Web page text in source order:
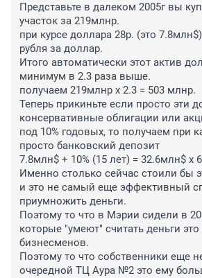
Представьте в далеком 2005г вы
участок за 219млнр.
при курсе доллара 28р. (это
рубля за доллар.
Итого автоматически этот актив
минимум в 2.3 раза выше.
получаем 219млнр х 2.3 = 503 млнр.
Теперь прикиньте если просто эти
консервативные облигации или
под 10% годовых, то получаем при
просто банковский депозит
7.8млн$ + 10% (15 лет) = 32.6млн$ х
Именно столько сейчас стоили бы
и это не самый еще эффективный
приумножить деньги.
Поэтому то что в Мэрии сидели в
которые "умеют" считать деньги
бизнесменов.
Поэтому то что собственники еще
очередной ТЦ Аура №2 это ему